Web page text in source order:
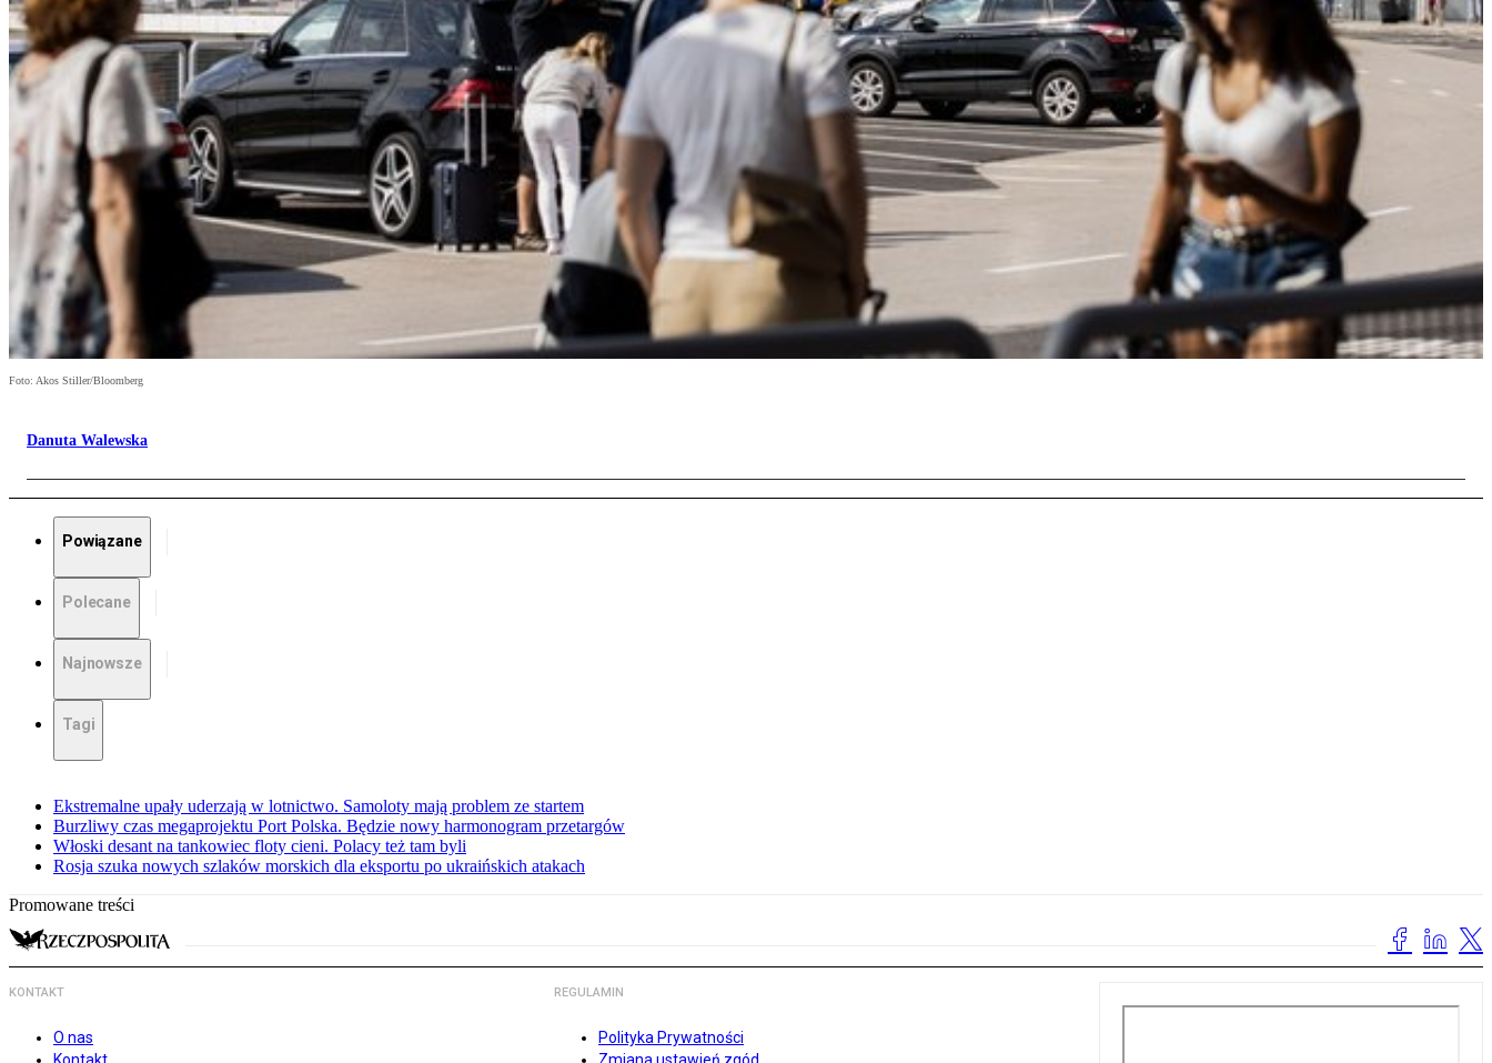
Foto: Akos Stiller/Bloomberg
Danuta Walewska
Powiązane
Polecane
Najnowsze
Tagi
Ekstremalne upały uderzają w lotnictwo. Samoloty mają problem ze startem
Burzliwy czas megaprojektu Port Polska. Będzie nowy harmonogram przetargów
Włoski desant na tankowiec floty cieni. Polacy też tam byli
Rosja szuka nowych szlaków morskich dla eksportu po ukraińskich atakach
Promowane treści
KONTAKT
O nas
REGULAMIN
Polityka Prywatności